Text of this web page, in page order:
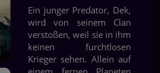
Ein junger Predator, Dek,
wird von seinem Clan
verstoßen, weil sie in ihm
keinen furchtlosen
Krieger sehen. Allein auf